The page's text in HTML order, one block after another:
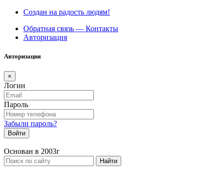
Создан на радость людям!
Обратная связь — Контакты
Авторизация
Авторизация
×
Логин
Пароль
Забыли пароль?
Войти
Основан в 2003г
Найти